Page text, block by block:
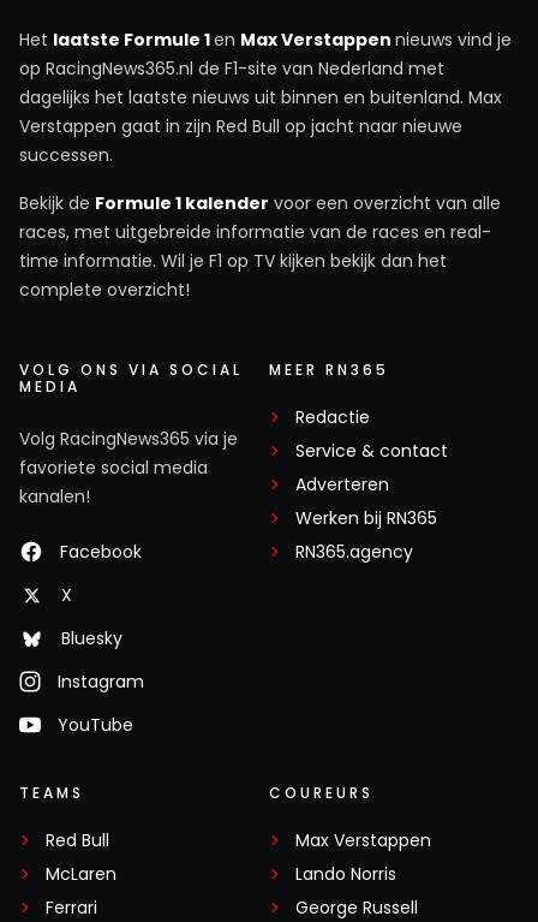
Het laatste Formule 1en Max Verstappen nieuws vind je
op RacingNews365.nl de F1-site van Nederland met
dagelijks het laatste nieuws uit binnen en buitenland. Max
Verstappen gaat in zijn Red Bull op jacht naar nieuwe
successen.
Bekijk de Formule 1 kalender voor een overzicht van alle
races, met uitgebreide informatie van de races en real-
time informatie. Wil je F1 op TV kijken bekijk dan het
complete overzicht!
VOLG ONS VIA SOCIAL
MEDIA
Volg RacingNews365 via je
favoriete social media
kanalen!
Facebook
X
Bluesky
Instagram
YouTube
MEER RN365
Redactie
Service & contact
Adverteren
Werken bij RN365
RN365.agency
TEAMS
Red Bull
McLaren
Ferrari
COUREURS
Max Verstappen
Lando Norris
George Russell